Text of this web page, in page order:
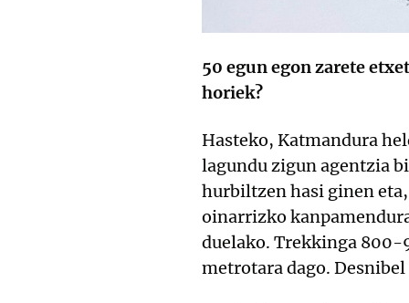
50 egun egon zarete
horiek?
Hasteko, Katmandura
lagundu zigun agentzia
hurbiltzen hasi ginen
oinarrizko
duelako. Trekkinga 800-
metrotara dago.